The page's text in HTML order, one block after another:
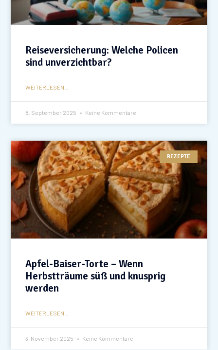
Reiseversicherung: Welche Policen
sind unverzichtbar?
WEITERLESEN...
8. September 2025 Keine Kommentare
REZEPTE
Apfel-Baiser-Torte – Wenn
Herbstträume süß und knusprig
werden
WEITERLESEN...
3. November 2025 Keine Kommentare